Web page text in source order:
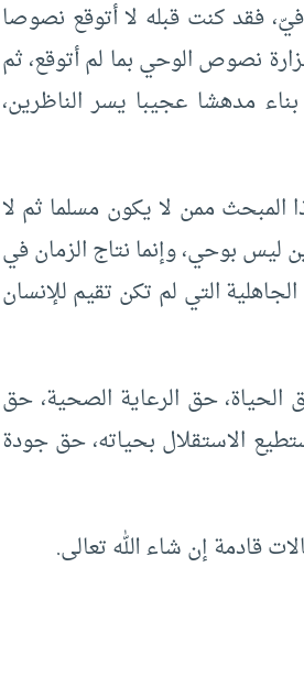
فقد كنت قبله لا أتوقع نصوصا
نصوص الوحي بما لم أتوقع، ثم
مدهشا عجيبا يسر الناظرين،
المبحث ممن لا يكون مسلما ثم لا
ليس بوحي، وإنما نتاج الزمان في
التي لم تكن تقيم للإنسان
حق الرعاية الصحية، حق
الاستقلال بحياته، حق جودة
قادمة إن شاء الله تعالى.